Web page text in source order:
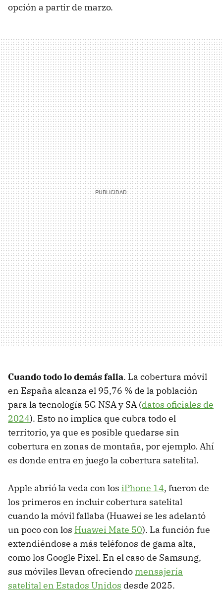
opción a partir de marzo.
Cuando todo lo demás falla. La cobertura móvil
en España alcanza el 95,76 % de la población
para la tecnología 5G NSA y SA (datos oficiales de
2024). Esto no implica que cubra todo el
territorio, ya que es posible quedarse sin
cobertura en zonas de montaña, por ejemplo. Ahí
es donde entra en juego la cobertura satelital.
Apple abrió la veda con los iPhone 14, fueron de
los primeros en incluir cobertura satelital
cuando la móvil fallaba (Huawei se les adelantó
un poco con los Huawei Mate 50). La función fue
extendiéndose a más teléfonos de gama alta,
como los Google Pixel. En el caso de Samsung,
sus móviles llevan ofreciendo mensajería
satelital en Estados Unidos desde 2025.